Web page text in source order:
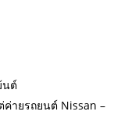
นต์
ค่ายรถยนต์ Nissan –